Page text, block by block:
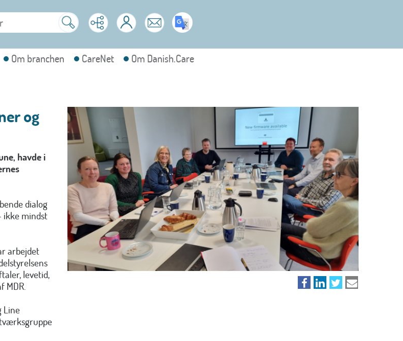
Om branchen CareNet Om Danish.Care
og
havde i
dialog
ikke mindst
arbejdet
levetid,
MDR.
Line